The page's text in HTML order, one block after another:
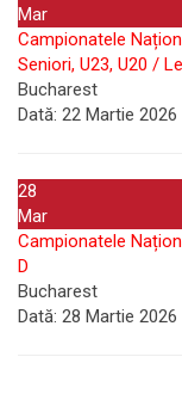
Mar
Campionatele
Seniori, U23, U20 /
Bucharest
Dată: 22 Martie 2026
28
Mar
Campionatele
D
Bucharest
Dată: 28 Martie 2026